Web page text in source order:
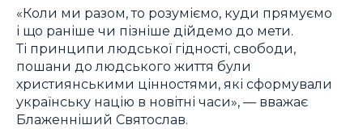
«Коли ми разом, то розуміємо, куди прямуємо
і що раніше чи пізніше дійдемо до мети.
Ті принципи людської гідності, свободи,
пошани до людського життя були
християнськими цінностями, які сформували
українську націю в новітні часи», — вважає
Блаженніший Святослав.